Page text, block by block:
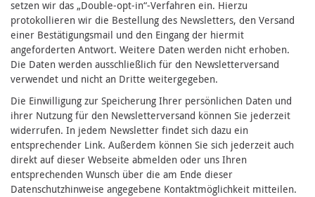
setzen wir das „Double-opt-in“-Verfahren ein. Hierzu
protokollieren wir die Bestellung des Newsletters, den Versand
einer Bestätigungsmail und den Eingang der hiermit
angeforderten Antwort. Weitere Daten werden nicht erhoben.
Die Daten werden ausschließlich für den Newsletterversand
verwendet und nicht an Dritte weitergegeben.
Die Einwilligung zur Speicherung Ihrer persönlichen Daten und
ihrer Nutzung für den Newsletterversand können Sie jederzeit
widerrufen. In jedem Newsletter findet sich dazu ein
entsprechender Link. Außerdem können Sie sich jederzeit auch
direkt auf dieser Webseite abmelden oder uns Ihren
entsprechenden Wunsch über die am Ende dieser
Datenschutzhinweise angegebene Kontaktmöglichkeit mitteilen.